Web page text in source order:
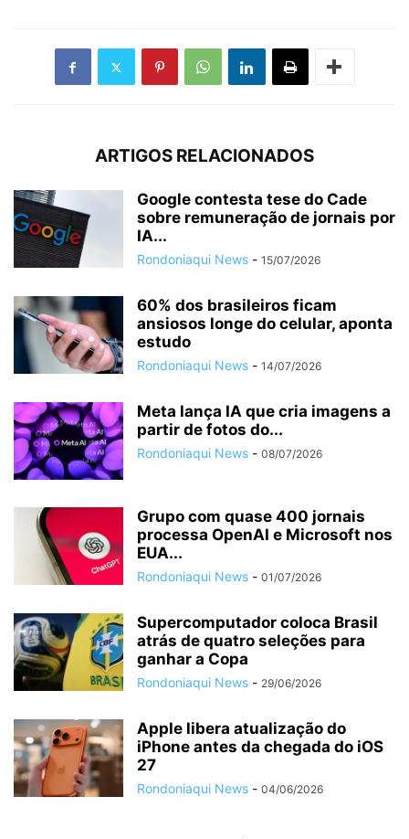
ARTIGOS RELACIONADOS
Google contesta tese do Cade
sobre remuneração de jornais por
IA...
Rondoniaqui News - 15/07/2026
60% dos brasileiros ficam
ansiosos longe do celular, aponta
estudo
Rondoniaqui News - 14/07/2026
Meta lança IA que cria imagens a
partir de fotos do...
Rondoniaqui News - 08/07/2026
Grupo com quase 400 jornais
processa OpenAI e Microsoft nos
EUA...
Rondoniaqui News - 01/07/2026
Supercomputador coloca Brasil
atrás de quatro seleções para
ganhar a Copa
Rondoniaqui News - 29/06/2026
Apple libera atualização do
iPhone antes da chegada do iOS
27
Rondoniaqui News - 04/06/2026